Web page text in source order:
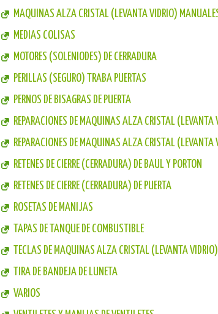
MAQUINAS ALZA CRISTAL (LEVANTA VIDRIO)
MEDIAS COLISAS
MOTORES (SOLENIODES) DE CERRADURA
PERILLAS (SEGURO) TRABA PUERTAS
PERNOS DE BISAGRAS DE PUERTA
REPARACIONES DE MAQUINAS ALZA CRISTAL (LEVANTA
REPARACIONES DE MAQUINAS ALZA CRISTAL
RETENES DE CIERRE (CERRADURA) DE BAUL Y PORTON
RETENES DE CIERRE (CERRADURA) DE PUERTA
ROSETAS DE MANIJAS
TAPAS DE TANQUE DE COMBUSTIBLE
TECLAS DE MAQUINAS ALZA CRISTAL (LEVANTA VIDRIO)
TIRA DE BANDEJA DE LUNETA
VARIOS